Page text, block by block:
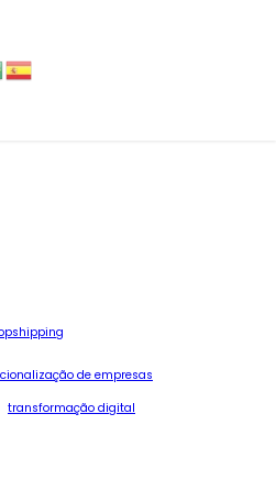
de empresas
transformação digital